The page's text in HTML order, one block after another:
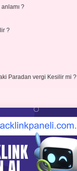
?
?
Paradan vergi Kesilir mi ?